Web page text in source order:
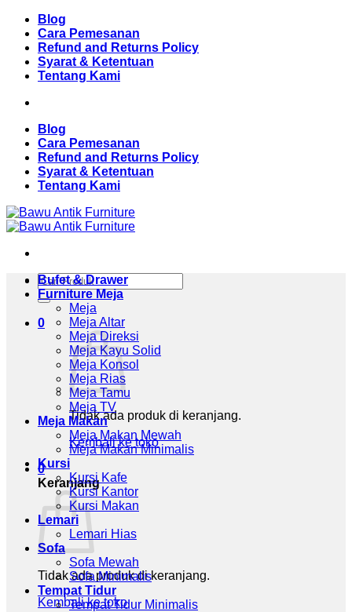
Skip
content
Blog
Cara Pemesanan
Refund and Returns Policy
Syarat & Ketentuan
Tentang Kami
Blog
Cara Pemesanan
Refund and Returns Policy
Syarat & Ketentuan
Tentang Kami
Pencarian
untuk:
0
Tidak ada produk di keranjang.
Kembali ke toko
0
Keranjang
Tidak ada produk di keranjang.
Kembali ke toko
Bufet & Drawer
Furniture Meja
Meja
Meja Altar
Meja Direksi
Meja Kayu Solid
Meja Konsol
Meja Rias
Meja Tamu
Meja TV
Meja Makan
Meja Makan Mewah
Meja Makan Minimalis
Kursi
Kursi Kafe
Kursi Kantor
Kursi Makan
Lemari
Lemari Hias
Sofa
Sofa Mewah
Sofa Minimalis
Tempat Tidur
Tempat Tidur Minimalis